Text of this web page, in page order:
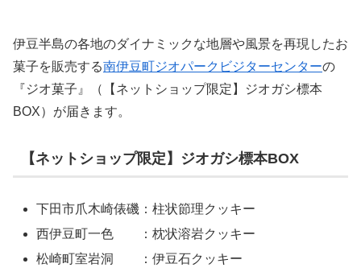
伊豆半島の各地のダイナミックな地層や風景を再現したお
菓子を販売する南伊豆町ジオパークビジターセンターの
『ジオ菓子』（【ネットショップ限定】ジオガシ標本
BOX）が届きます。
【ネットショップ限定】ジオガシ標本BOX
下田市爪木崎俵磯：柱状節理クッキー
西伊豆町一色 ：枕状溶岩クッキー
松崎町室岩洞 ：伊豆石クッキー